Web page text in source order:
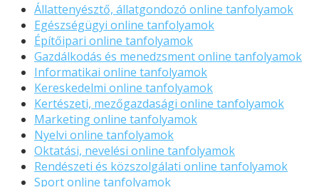
Állattenyésztő, állatgondozó online tanfolyamok
Egészségügyi online tanfolyamok
Építőipari online tanfolyamok
Gazdálkodás és menedzsment online tanfolyamok
Informatikai online tanfolyamok
Kereskedelmi online tanfolyamok
Kertészeti, mezőgazdasági online tanfolyamok
Marketing online tanfolyamok
Nyelvi online tanfolyamok
Oktatási, nevelési online tanfolyamok
Rendészeti és közszolgálati online tanfolyamok
Sport online tanfolyamok